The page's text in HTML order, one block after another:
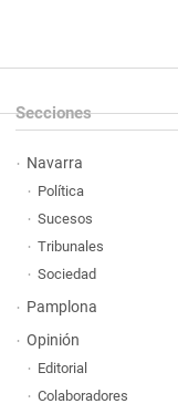
Secciones
Navarra
Política
Sucesos
Tribunales
Sociedad
Pamplona
Opinión
Editorial
Colaboradores